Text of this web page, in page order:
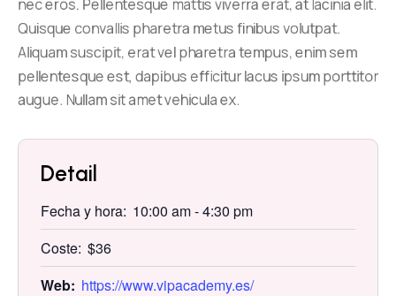
nec eros. Pellentesque mattis viverra erat, at lacinia elit.
Quisque convallis pharetra metus finibus volutpat.
Aliquam suscipit, erat vel pharetra tempus, enim sem
pellentesque est, dapibus efficitur lacus ipsum porttitor
augue. Nullam sit amet vehicula ex.
Detail
Fecha y hora: 10:00 am-4:30 pm
Coste: $36
Web: https://www.vipacademy.es/